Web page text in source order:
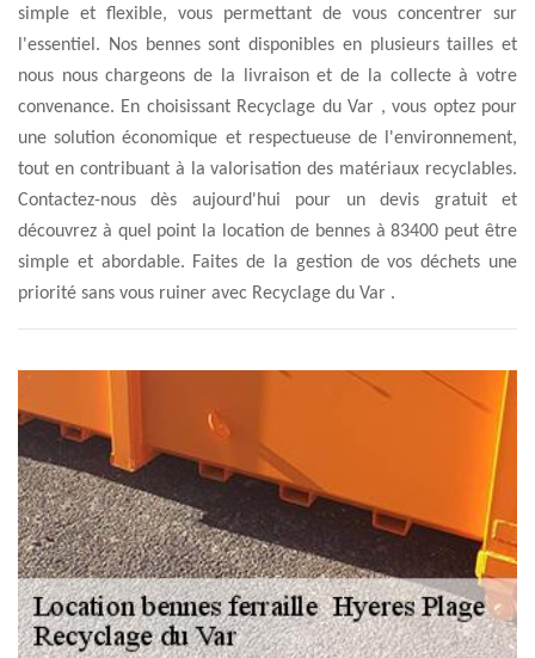
simple et flexible, vous permettant de vous concentrer sur
l'essentiel. Nos bennes sont disponibles en plusieurs tailles et
nous nous chargeons de la livraison et de la collecte à votre
convenance. En choisissant Recyclage du Var , vous optez pour
une solution économique et respectueuse de l'environnement,
tout en contribuant à la valorisation des matériaux recyclables.
Contactez-nous dès aujourd'hui pour un devis gratuit et
découvrez à quel point la location de bennes à 83400 peut être
simple et abordable. Faites de la gestion de vos déchets une
priorité sans vous ruiner avec Recyclage du Var .